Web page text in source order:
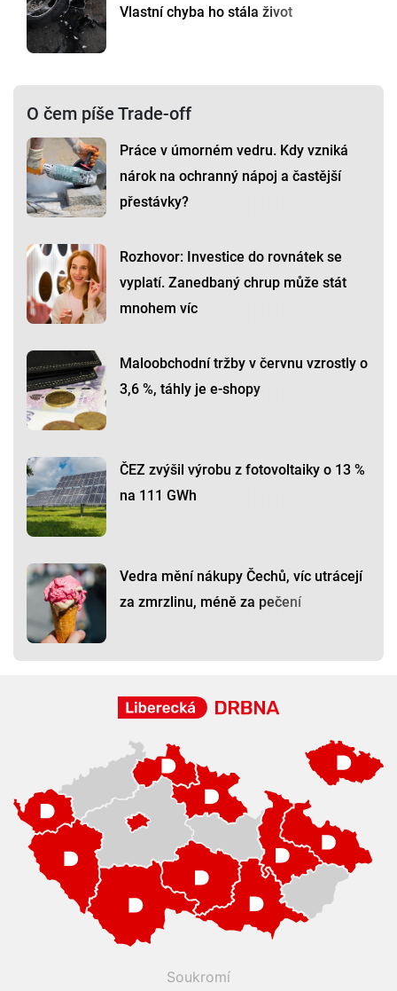
Vlastní chyba ho stála život
O čem píše Trade-off
Práce v úmorném vedru. Kdy vzniká
nárok na ochranný nápoj a častější
přestávky?
Rozhovor: Investice do rovnátek se
vyplatí. Zanedbaný chrup může stát
mnohem víc
Maloobchodní tržby v červnu vzrostly o
3,6 %, táhly je e-shopy
ČEZ zvýšil výrobu z fotovoltaiky o 13 %
na 111 GWh
Vedra mění nákupy Čechů, víc utrácejí
za zmrzlinu, méně za pečení
Soukromí